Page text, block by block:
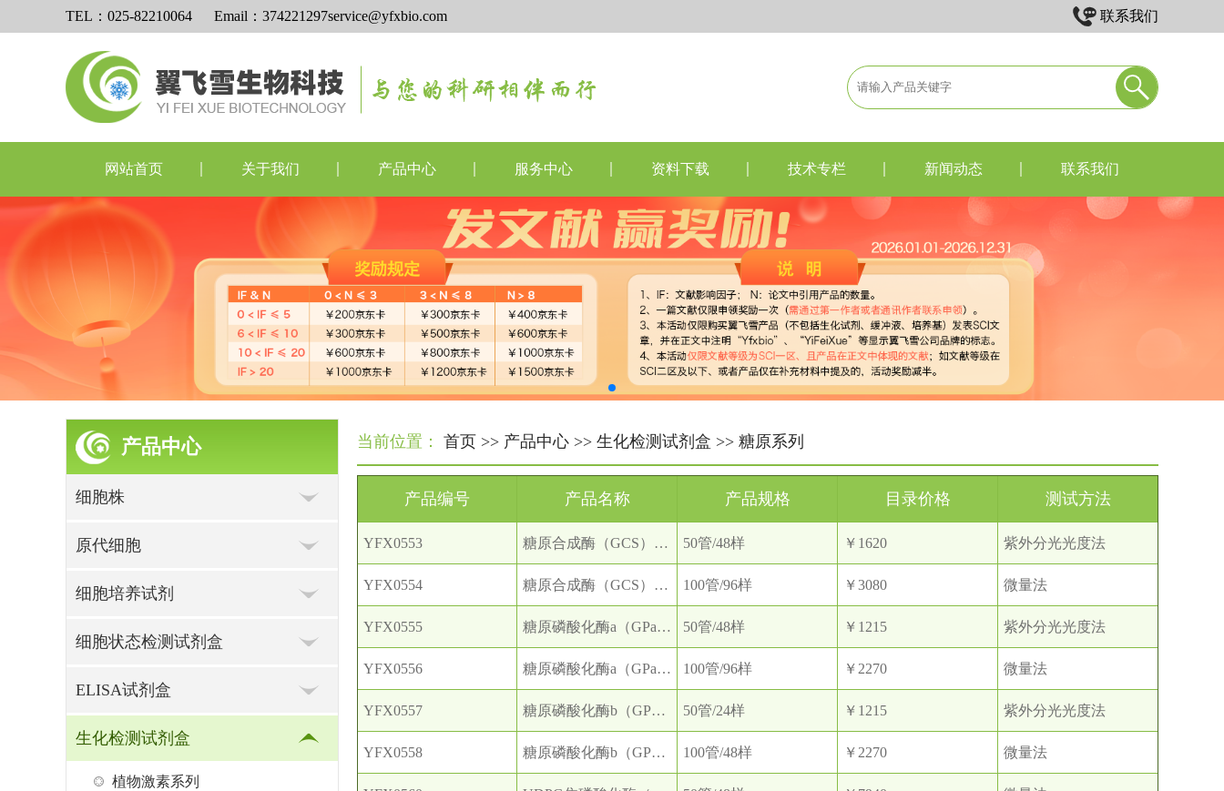
TEL：025-82210064 Email：374221297service@yfxbio.com 联系我们
网站首页 关于我们 产品中心 服务中心 资料下载 技术专栏 新闻动态 联系我们
产品中心
细胞株
原代细胞
细胞培养试剂
细胞状态检测试剂盒
ELISA试剂盒
生化检测试剂盒
植物激素系列
当前位置： 首页 >> 产品中心 >> 生化检测试剂盒 >> 糖原系列
产品编号 产品名称 产品规格 目录价格 测试方法
YFX0553 糖原合成酶（GCS）活性检测试剂盒 50管/48样 ￥1620 紫外分光光度法
YFX0554 糖原合成酶（GCS）活性检测试剂盒 100管/96样 ￥3080 微量法
YFX0555 糖原磷酸化酶a（GPa）活性检测试剂盒 50管/48样 ￥1215 紫外分光光度法
YFX0556 糖原磷酸化酶a（GPa）活性检测试剂盒 100管/96样 ￥2270 微量法
YFX0557 糖原磷酸化酶b（GPb）活性检测试剂盒 50管/24样 ￥1215 紫外分光光度法
YFX0558 糖原磷酸化酶b（GPb）活性检测试剂盒 100管/48样 ￥2270 微量法